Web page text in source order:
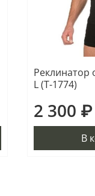
Реклинатор
L (Т-1774)
2 300 ₽
В